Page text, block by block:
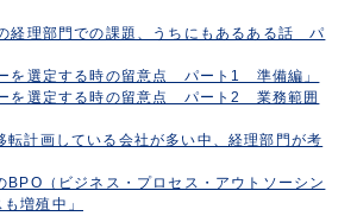
経理部門での課題、うちにもあるある話 パ
を選定する時の留意点 パート1 準備編」
を選定する時の留意点 パート2 業務範囲
転計画している会社が多い中、経理部門が考
BPO（ビジネス・プロセス・アウトソーシン
増殖中」